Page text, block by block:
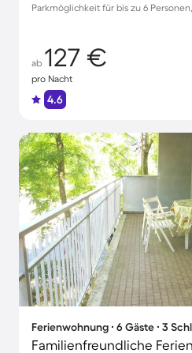
Parkmöglichkeit für bis zu 6
ab 127 €
pro Nacht
4.6
Ferienwohnung ∙ 6 Gäste ∙ 3